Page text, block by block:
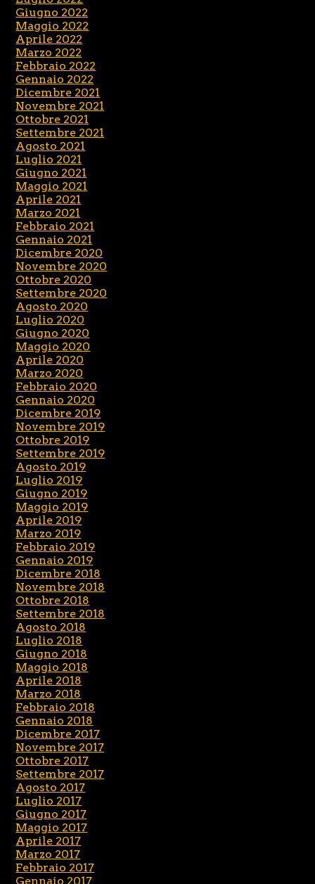
Giugno 2022
Maggio 2022
Aprile 2022
Marzo 2022
Febbraio 2022
Gennaio 2022
Dicembre 2021
Novembre 2021
Ottobre 2021
Settembre 2021
Agosto 2021
Luglio 2021
Giugno 2021
Maggio 2021
Aprile 2021
Marzo 2021
Febbraio 2021
Gennaio 2021
Dicembre 2020
Novembre 2020
Ottobre 2020
Settembre 2020
Agosto 2020
Luglio 2020
Giugno 2020
Maggio 2020
Aprile 2020
Marzo 2020
Febbraio 2020
Gennaio 2020
Dicembre 2019
Novembre 2019
Ottobre 2019
Settembre 2019
Agosto 2019
Luglio 2019
Giugno 2019
Maggio 2019
Aprile 2019
Marzo 2019
Febbraio 2019
Gennaio 2019
Dicembre 2018
Novembre 2018
Ottobre 2018
Settembre 2018
Agosto 2018
Luglio 2018
Giugno 2018
Maggio 2018
Aprile 2018
Marzo 2018
Febbraio 2018
Gennaio 2018
Dicembre 2017
Novembre 2017
Ottobre 2017
Settembre 2017
Agosto 2017
Luglio 2017
Giugno 2017
Maggio 2017
Aprile 2017
Marzo 2017
Febbraio 2017
Gennaio 2017